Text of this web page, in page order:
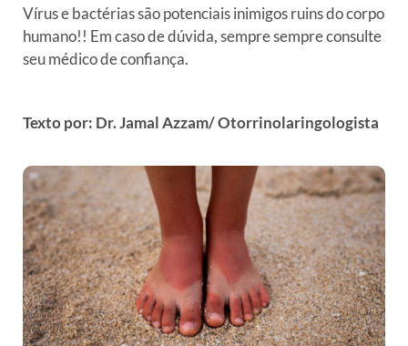
Vírus e bactérias são potenciais inimigos ruins do corpo
humano!! Em caso de dúvida, sempre sempre consulte
seu médico de confiança.
Texto por: Dr. Jamal Azzam/ Otorrinolaringologista